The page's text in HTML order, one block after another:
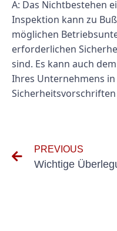
A: Das Nichtbestehen
Inspektion kann zu
möglichen
erforderlichen
sind. Es kann auch
Ihres Unternehmens
Sicherheitsvorschriften
PREVIOUS